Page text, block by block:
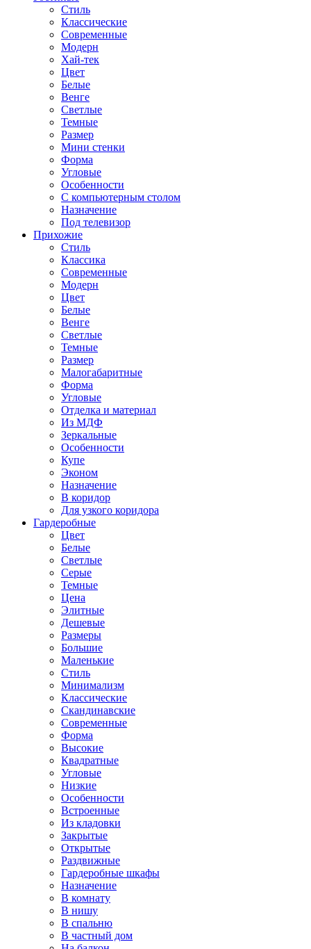
Стиль
Классические
Современные
Модерн
Хай-тек
Цвет
Белые
Венге
Светлые
Темные
Размер
Мини стенки
Форма
Угловые
Особенности
С компьютерным столом
Назначение
Под телевизор
Прихожие
Стиль
Классика
Современные
Модерн
Цвет
Белые
Венге
Светлые
Темные
Размер
Малогабаритные
Форма
Угловые
Отделка и материал
Из МДФ
Зеркальные
Особенности
Купе
Эконом
Назначение
В коридор
Для узкого коридора
Гардеробные
Цвет
Белые
Светлые
Серые
Темные
Цена
Элитные
Дешевые
Размеры
Большие
Маленькие
Стиль
Минимализм
Классические
Скандинавские
Современные
Форма
Высокие
Квадратные
Угловые
Низкие
Особенности
Встроенные
Из кладовки
Закрытые
Открытые
Раздвижные
Гардеробные шкафы
Назначение
В комнату
В нишу
В спальню
В частный дом